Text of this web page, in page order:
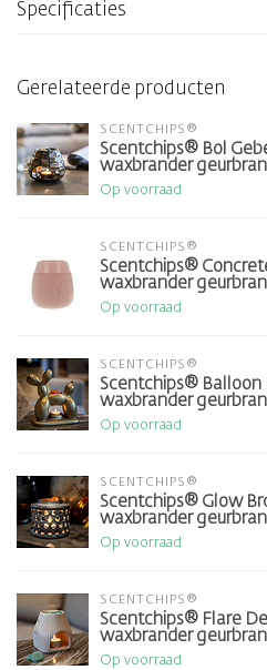
Specificaties
Gerelateerde producten
SCENTCHIPS®
Scentchips® Bol
waxbrander
Op voorraad
SCENTCHIPS®
Scentchips®
waxbrander
Op voorraad
SCENTCHIPS®
Scentchips® Balloon
waxbrander
Op voorraad
SCENTCHIPS®
Scentchips® Glow
waxbrander
Op voorraad
SCENTCHIPS®
Scentchips® Flare
waxbrander
Op voorraad